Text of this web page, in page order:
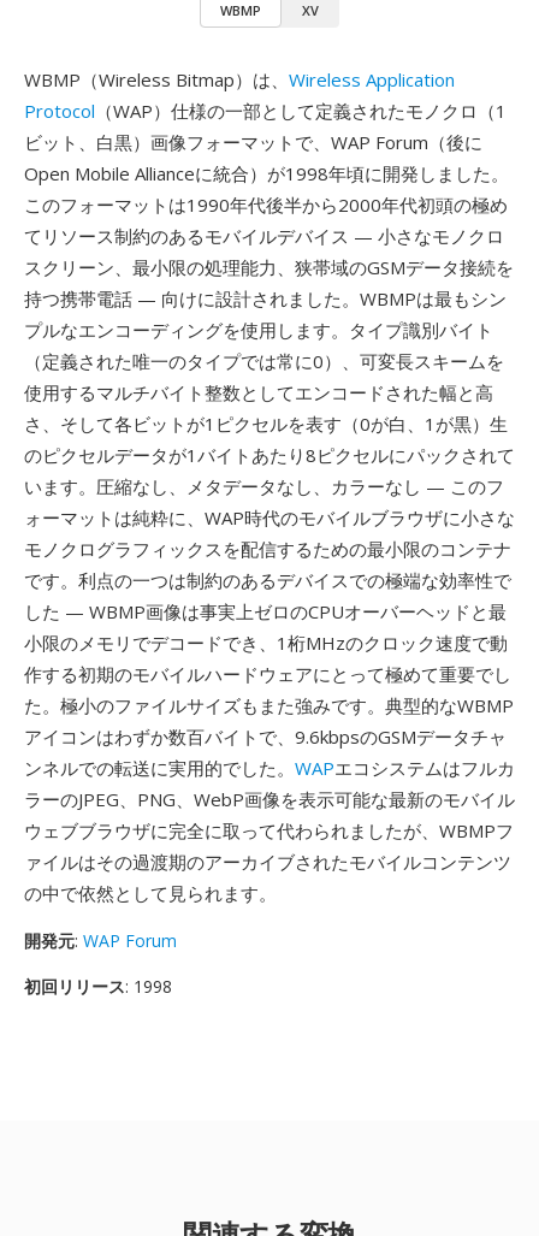
WBMP XV
WBMP（Wireless Bitmap）は、 Wireless Application
Protocol （WAP）仕様の一部として定義されたモノクロ（1
ビット、白黒）画像フォーマットで、WAP Forum（後に
Open Mobile Allianceに統合）が1998年頃に開発しました。
このフォーマットは1990年代後半から2000年代初頭の極め
てリソース制約のあるモバイルデバイス — 小さなモノクロ
スクリーン、最小限の処理能力、狭帯域のGSMデータ接続を
持つ携帯電話 — 向けに設計されました。WBMPは最もシン
プルなエンコーディングを使用します。タイプ識別バイト
（定義された唯一のタイプでは常に0）、可変長スキームを
使用するマルチバイト整数としてエンコードされた幅と高
さ、そして各ビットが1ピクセルを表す（0が白、1が黒）生
のピクセルデータが1バイトあたり8ピクセルにパックされて
います。圧縮なし、メタデータなし、カラーなし — このフ
ォーマットは純粋に、WAP時代のモバイルブラウザに小さな
モノクログラフィックスを配信するための最小限のコンテナ
です。利点の一つは制約のあるデバイスでの極端な効率性で
した — WBMP画像は事実上ゼロのCPUオーバーヘッドと最
小限のメモリでデコードでき、1桁MHzのクロック速度で動
作する初期のモバイルハードウェアにとって極めて重要でし
た。極小のファイルサイズもまた強みです。典型的なWBMP
アイコンはわずか数百バイトで、9.6kbpsのGSMデータチャ
ンネルでの転送に実用的でした。 WAPエコシステムはフルカ
ラーのJPEG、PNG、WebP画像を表示可能な最新のモバイル
ウェブブラウザに完全に取って代わられましたが、WBMPフ
ァイルはその過渡期のアーカイブされたモバイルコンテンツ
の中で依然として見られます。
開発元: WAP Forum
初回リリース: 1998